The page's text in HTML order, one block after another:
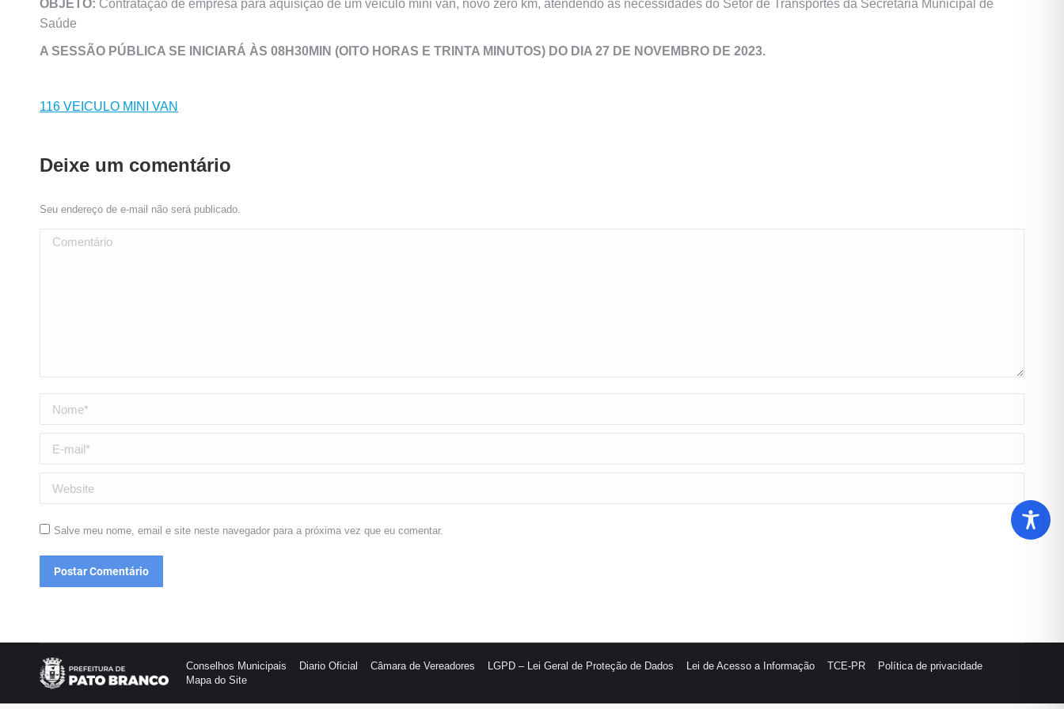
OBJETO: Contratação de empresa para aquisição de um veículo mini van, novo zero km, atendendo as necessidades do Setor de Transportes da Secretaria Municipal de
Saúde
A SESSÃO PÚBLICA SE INICIARÁ ÀS 08H30MIN (OITO HORAS E TRINTA MINUTOS) DO DIA 27 DE NOVEMBRO DE 2023.
116 VEICULO MINI VAN
Deixe um comentário
Seu endereço de e-mail não será publicado.
Comentário
Nome *
E-mail *
Website
Salve meu nome, email e site neste navegador para a próxima vez que eu comentar.
Postar Comentário
Conselhos Municipais Diario Oficial Câmara de Vereadores LGPD – Lei Geral de Proteção de Dados Lei de Acesso a Informação TCE-PR
Política de privacidade
Mapa do Site